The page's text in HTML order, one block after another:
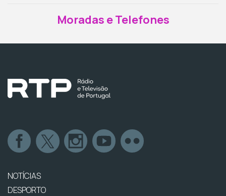
Moradas e Telefones
NOTÍCIAS
DESPORTO